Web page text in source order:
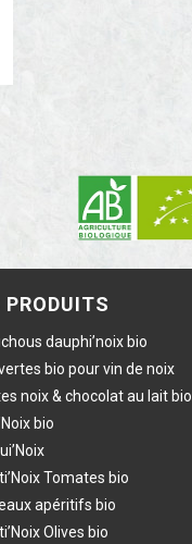
PRODUITS
dauphi’noix bio
bio pour vin de noix
noix & chocolat au lait bio
bio
Tomates bio
apéritifs bio
Olives bio